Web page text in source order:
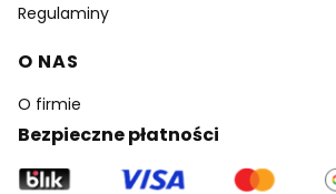
Regulaminy
O NAS
O firmie
Bezpieczne płatności